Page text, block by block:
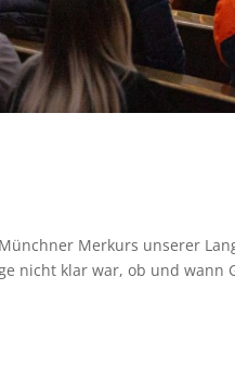
Merkurs unserer
nicht klar war, ob und wann